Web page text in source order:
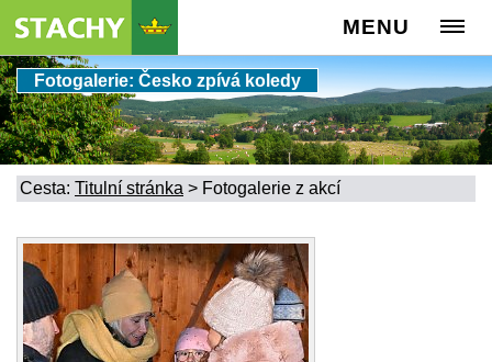
MENU
Fotogalerie: Česko zpívá koledy
Cesta: Titulní stránka > Fotogalerie z akcí